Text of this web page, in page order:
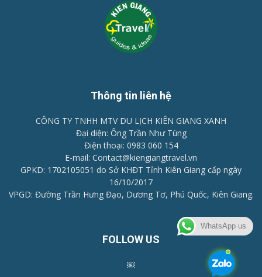
Thông tin liên hệ
CÔNG TY TNHH MTV DU LỊCH KIÊN GIANG XANH
Đại diện: Ông Trần Như Tùng
Điện thoại: 0983 060 154
E-mail: Contact@kiengiangtravel.vn
GPKD: 1702105051 do Sở KHĐT Tỉnh Kiên Giang cấp ngày
16/10/2017
VPGD: Đường Trần Hưng Đạo, Dương Tơ, Phú Quốc, Kiên Giang.
FOLLOW US
￼
WhatsApp us